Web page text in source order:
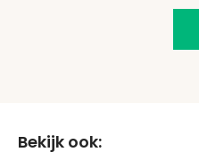
Bekijk ook: